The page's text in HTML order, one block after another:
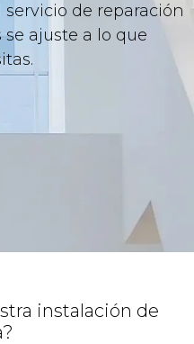
de reparación
ajuste a lo que
instalación de